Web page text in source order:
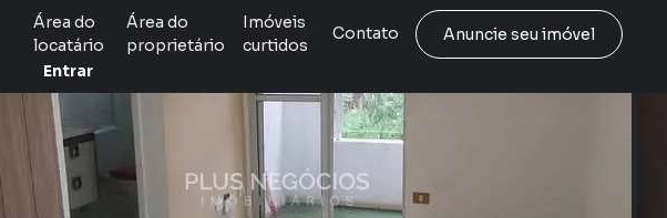
Área do
locatário
Área do
proprietário
Imóveis
curtidos
Contato
Anuncie seu imóvel
Entrar